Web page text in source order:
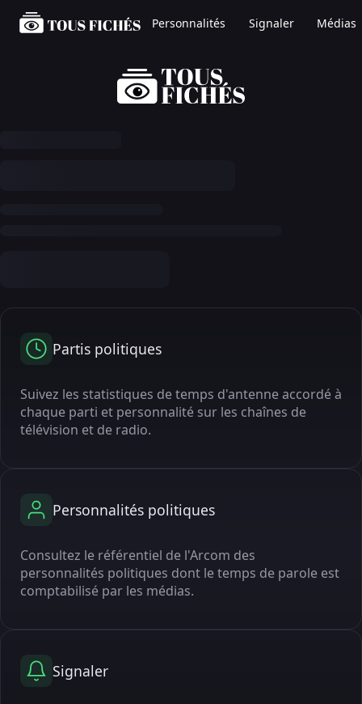
Personnalités Signaler Médias
Partis politiques
Suivez les statistiques de temps d'antenne accordé à
chaque parti et personnalité sur les chaînes de
télévision et de radio.
Personnalités politiques
Consultez le référentiel de l'Arcom des
personnalités politiques dont le temps de parole est
comptabilisé par les médias.
Signaler